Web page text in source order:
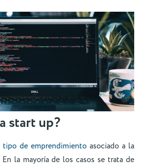
start up?
tipo de emprendimiento asociado a la
En la mayoría de los casos se trata de